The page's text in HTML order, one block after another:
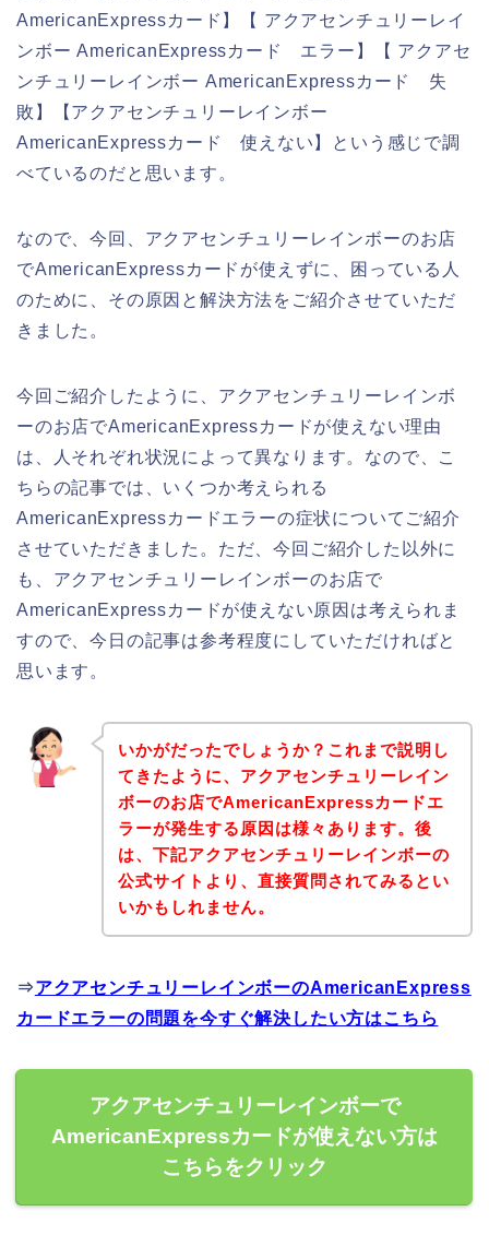
AmericanExpressカード】【 アクアセンチュリーレイ
ンボー AmericanExpressカード エラー】【 アクアセ
ンチュリーレインボー AmericanExpressカード 失
敗】【アクアセンチュリーレインボー
AmericanExpressカード 使えない】という感じで調
べているのだと思います。
なので、今回、アクアセンチュリーレインボーのお店
でAmericanExpressカードが使えずに、困っている人
のために、その原因と解決方法をご紹介させていただ
きました。
今回ご紹介したように、アクアセンチュリーレインボ
ーのお店でAmericanExpressカードが使えない理由
は、人それぞれ状況によって異なります。なので、こ
ちらの記事では、いくつか考えられる
AmericanExpressカードエラーの症状についてご紹介
させていただきました。ただ、今回ご紹介した以外に
も、アクアセンチュリーレインボーのお店で
AmericanExpressカードが使えない原因は考えられま
すので、今日の記事は参考程度にしていただければと
思います。
いかがだったでしょうか？これまで説明し
てきたように、アクアセンチュリーレイン
ボーのお店でAmericanExpressカードエ
ラーが発生する原因は様々あります。後
は、下記アクアセンチュリーレインボーの
公式サイトより、直接質問されてみるとい
いかもしれません。
⇒アクアセンチュリーレインボーのAmericanExpress
カードエラーの問題を今すぐ解決したい方はこちら
アクアセンチュリーレインボーで
AmericanExpressカードが使えない方は
こちらをクリック